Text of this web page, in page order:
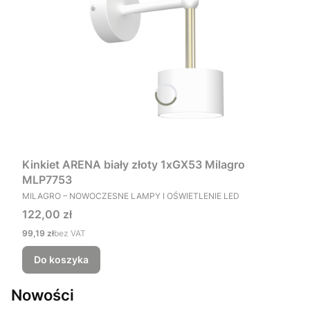
Kinkiet ARENA biały złoty 1xGX53 Milagro
MLP7753
PRODUCENT
MILAGRO – NOWOCZESNE LAMPY I OŚWIETLENIE LED
Cena
122,00 zł
Cena
99,19 złbez VAT
Do koszyka
Nowości